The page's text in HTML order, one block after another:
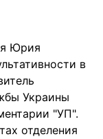
Юрия
в
Украины
"УП".
отделения